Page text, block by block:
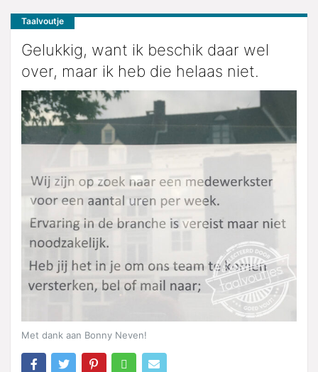
Taalvoutje
Gelukkig, want ik beschik daar wel
over, maar ik heb die helaas niet.
Met dank aan Bonny Neven!